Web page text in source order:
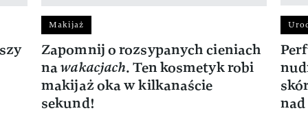
Makijaż
Zapomnij o rozsypanych cieniach
nawakacjach. Ten kosmetyk robi
makijaż oka w kilkanaście
sekund!